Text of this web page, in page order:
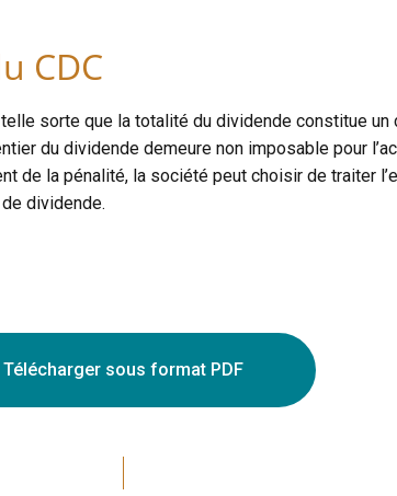
CDC
sorte que la totalité du dividende constitue
du dividende demeure non imposable pour
de la pénalité, la société peut choisir de traiter
dividende.
Télécharger sous format PDF